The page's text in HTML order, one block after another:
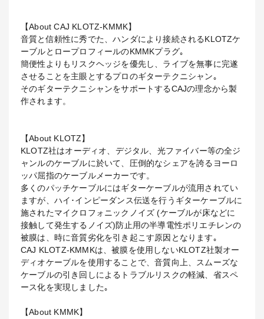
【About CAJ KLOTZ-KMMK】
音質と信頼性に秀でた、ハンダにより接続されるKLOTZケ
ーブルとロープロフィールのKMMKプラグ｡
簡便性よりもリスクヘッジを優先し、ライブを無事に完遂
させることを主眼とするプロのギターテクニシャン｡
そのギターテクニシャンをサポートするCAJの理念から製
作されます。
【About KLOTZ】
KLOTZ社はオーディオ、デジタル、光ファイバー等の全ジ
ャンルのケーブルに於いて、圧倒的なシェアを誇るヨーロ
ッパ屈指のケーブルメーカーです。
多くのパッチケーブルにはギターケーブルが流用されてい
ますが、ハイ･インピーダンス伝送を行うギターケーブルに
施されたマイクロフォニックノイズ (ケーブルが床などに
接触して発生するノイズ)防止用の半導電性ポリエチレンの
被膜は、時に音質劣化を引き起こす原因となります｡
CAJ KLOTZ-KMMKは、被膜を使用しないKLOTZ社製オー
ディオケーブルを使用することで、音質向上、スムーズな
ケーブルの引き回しによるトラブルリスクの軽減、省スペ
ース化を実現しました｡
【About KMMK】